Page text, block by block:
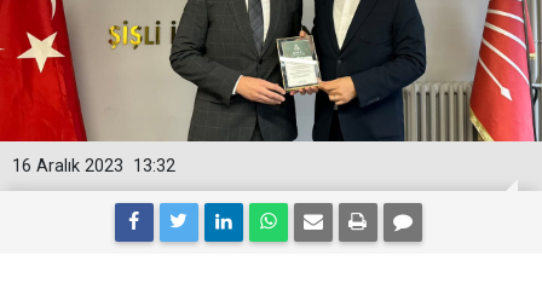
13:32
16 Aralık 2023